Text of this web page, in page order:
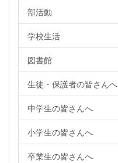
部活動
学校生活
図書館
生徒・保護者の皆さんへ
中学生の皆さんへ
小学生の皆さんへ
卒業生の皆さんへ